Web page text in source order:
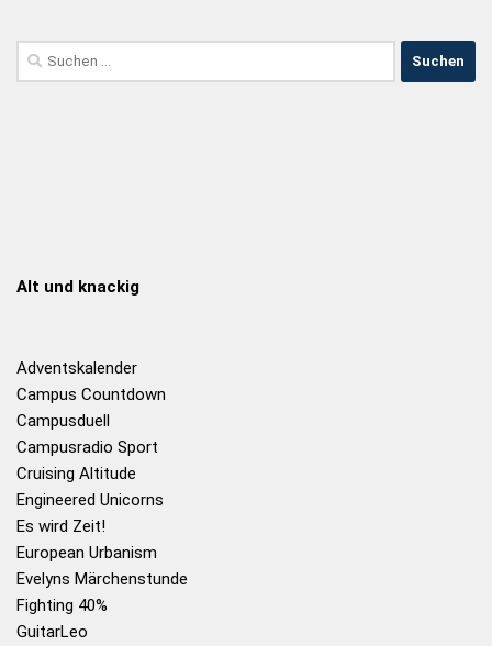
Alt und knackig
Adventskalender
Campus Countdown
Campusduell
Campusradio Sport
Cruising Altitude
Engineered Unicorns
Es wird Zeit!
European Urbanism
Evelyns Märchenstunde
Fighting 40%
GuitarLeo